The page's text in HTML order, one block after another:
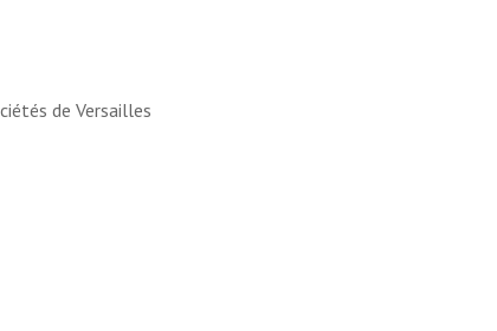
de Versailles